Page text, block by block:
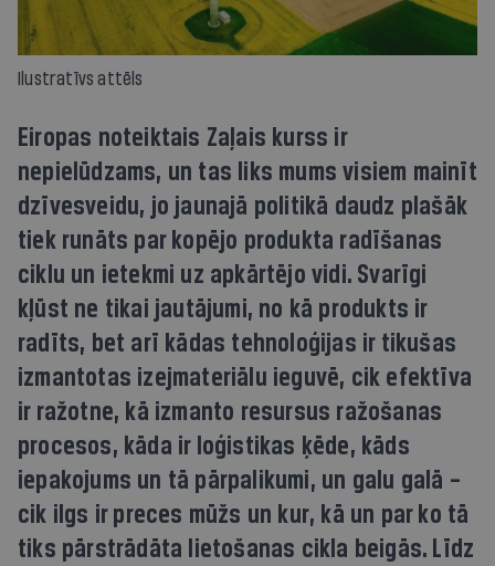
Ilustratīvs attēls
Eiropas noteiktais Zaļais kurss ir
nepielūdzams, un tas liks mums visiem mainīt
dzīvesveidu, jo jaunajā politikā daudz plašāk
tiek runāts par kopējo produkta radīšanas
ciklu un ietekmi uz apkārtējo vidi. Svarīgi
kļūst ne tikai jautājumi, no kā produkts ir
radīts, bet arī kādas tehnoloģijas ir tikušas
izmantotas izejmateriālu ieguvē, cik efektīva
ir ražotne, kā izmanto resursus ražošanas
procesos, kāda ir loģistikas ķēde, kāds
iepakojums un tā pārpalikumi, un galu galā –
cik ilgs ir preces mūžs un kur, kā un par ko tā
tiks pārstrādāta lietošanas cikla beigās. Līdz